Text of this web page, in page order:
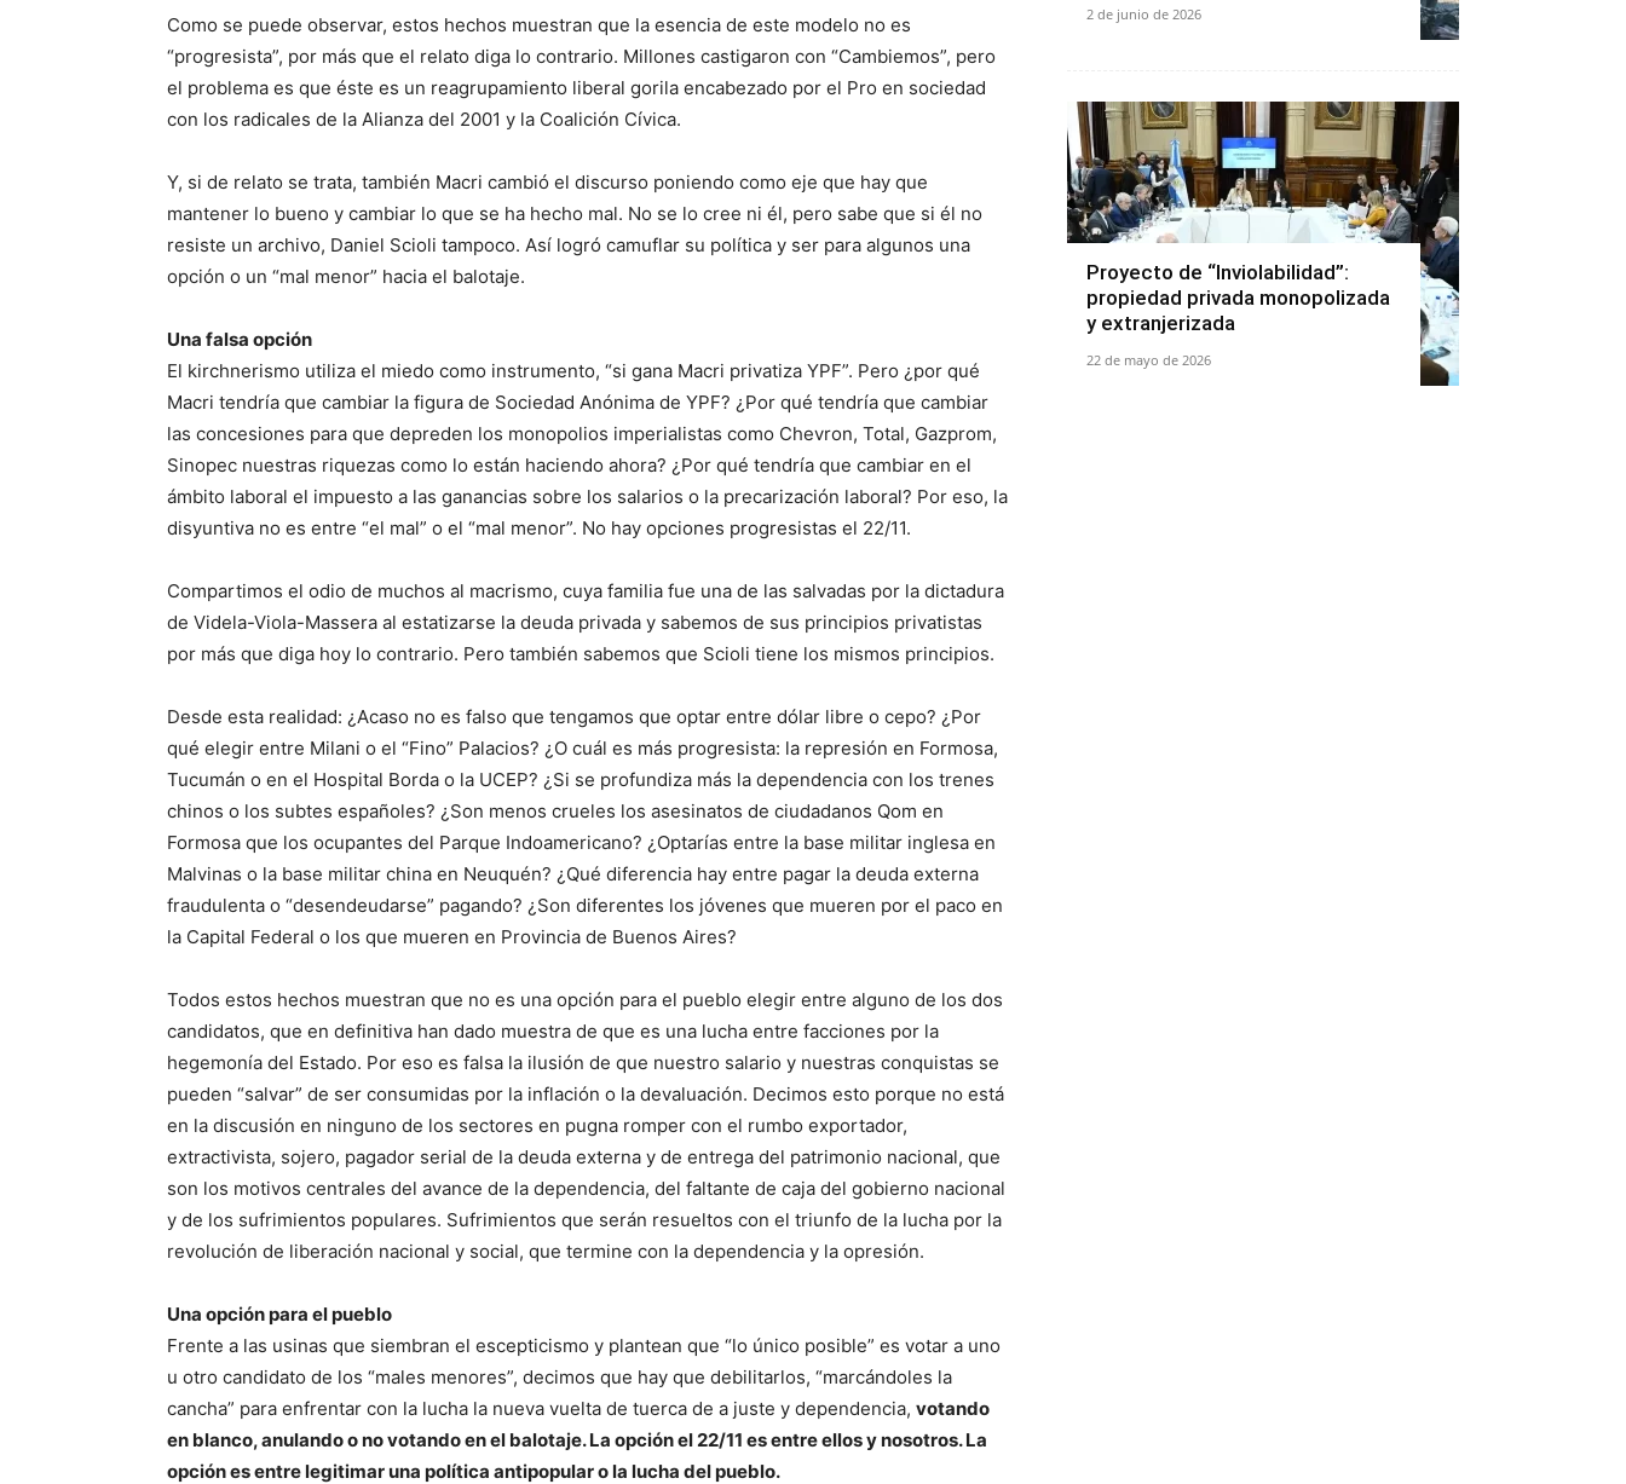
Como se puede observar, estos hechos muestran que la esencia de este modelo no es
“progresista”, por más que el relato diga lo contrario. Millones castigaron con “Cambiemos”, pero
el problema es que éste es un reagrupamiento liberal gorila encabezado por el Pro en sociedad
con los radicales de la Alianza del 2001 y la Coalición Cívica.
Y, si de relato se trata, también Macri cambió el discurso poniendo como eje que hay que
mantener lo bueno y cambiar lo que se ha hecho mal. No se lo cree ni él, pero sabe que si él no
resiste un archivo, Daniel Scioli tampoco. Así logró camuflar su política y ser para algunos una
opción o un “mal menor” hacia el balotaje.
Una falsa opción
El kirchnerismo utiliza el miedo como instrumento, “si gana Macri privatiza YPF”. Pero ¿por qué
Macri tendría que cambiar la figura de Sociedad Anónima de YPF? ¿Por qué tendría que cambiar
las concesiones para que depreden los monopolios imperialistas como Chevron, Total, Gazprom,
Sinopec nuestras riquezas como lo están haciendo ahora? ¿Por qué tendría que cambiar en el
ámbito laboral el impuesto a las ganancias sobre los salarios o la precarización laboral? Por eso, la
disyuntiva no es entre “el mal” o el “mal menor”. No hay opciones progresistas el 22/11.
Compartimos el odio de muchos al macrismo, cuya familia fue una de las salvadas por la dictadura
de Videla-Viola-Massera al estatizarse la deuda privada y sabemos de sus principios privatistas
por más que diga hoy lo contrario. Pero también sabemos que Scioli tiene los mismos principios.
Desde esta realidad: ¿Acaso no es falso que tengamos que optar entre dólar libre o cepo? ¿Por
qué elegir entre Milani o el “Fino” Palacios? ¿O cuál es más progresista: la represión en Formosa,
Tucumán o en el Hospital Borda o la UCEP? ¿Si se profundiza más la dependencia con los trenes
chinos o los subtes españoles? ¿Son menos crueles los asesinatos de ciudadanos Qom en
Formosa que los ocupantes del Parque Indoamericano? ¿Optarías entre la base militar inglesa en
Malvinas o la base militar china en Neuquén? ¿Qué diferencia hay entre pagar la deuda externa
fraudulenta o “desendeudarse” pagando? ¿Son diferentes los jóvenes que mueren por el paco en
la Capital Federal o los que mueren en Provincia de Buenos Aires?
Todos estos hechos muestran que no es una opción para el pueblo elegir entre alguno de los dos
candidatos, que en definitiva han dado muestra de que es una lucha entre facciones por la
hegemonía del Estado. Por eso es falsa la ilusión de que nuestro salario y nuestras conquistas se
pueden “salvar” de ser consumidas por la inflación o la devaluación. Decimos esto porque no está
en la discusión en ninguno de los sectores en pugna romper con el rumbo exportador,
extractivista, sojero, pagador serial de la deuda externa y de entrega del patrimonio nacional, que
son los motivos centrales del avance de la dependencia, del faltante de caja del gobierno nacional
y de los sufrimientos populares. Sufrimientos que serán resueltos con el triunfo de la lucha por la
revolución de liberación nacional y social, que termine con la dependencia y la opresión.
Una opción para el pueblo
Frente a las usinas que siembran el escepticismo y plantean que “lo único posible” es votar a uno
u otro candidato de los “males menores”, decimos que hay que debilitarlos, “marcándoles la
cancha” para enfrentar con la lucha la nueva vuelta de tuerca de a juste y dependencia, votando
en blanco, anulando o no votando en el balotaje. La opción el 22/11 es entre ellos y nosotros. La
opción es entre legitimar una política antipopular o la lucha del pueblo.
2 de junio de 2026
Proyecto de “Inviolabilidad”:
propiedad privada monopolizada
y extranjerizada
22 de mayo de 2026